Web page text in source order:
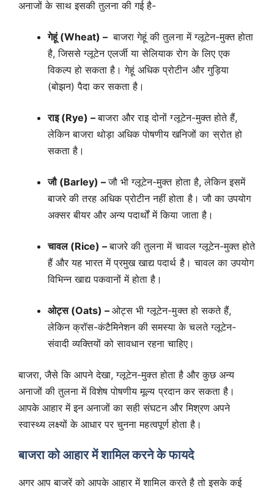
अनाजों के साथ इसकी तुलना की गई है-
गेहूं (Wheat) – बाजरा गेहूं की तुलना में ग्लूटेन-मुक्त होता
है, जिससे ग्लूटेन एलर्जी या सेलियाक रोग के लिए एक
विकल्प हो सकता है। गेहूं अधिक प्रोटीन और गुड़िया
(बोझन) पैदा कर सकता है।
राइ (Rye) –बाजरा और राइ दोनों ग्लूटेन-मुक्त होते हैं,
लेकिन बाजरा थोड़ा अधिक पोषणीय खनिजों का स्रोत हो
सकता है।
जौ (Barley) –जौ भी ग्लूटेन-मुक्त होता है, लेकिन इसमें
बाजरे की तरह अधिक प्रोटीन नहीं होता है। जौ का उपयोग
अक्सर बीयर और अन्य पदार्थों में किया जाता है।
चावल (Rice) –बाजरे की तुलना में चावल ग्लूटेन-मुक्त होते
हैं और यह भारत में प्रमुख खाद्य पदार्थ है। चावल का उपयोग
विभिन्न खाद्य पकवानों में होता है।
ओट्स (Oats) –ओट्स भी ग्लूटेन-मुक्त हो सकते हैं,
लेकिन क्रॉस-कंटैमिनेशन की समस्या के चलते ग्लूटेन-
संवादी व्यक्तियों को सावधान रहना चाहिए।
बाजरा, जैसे कि आपने देखा, ग्लूटेन-मुक्त होता है और कुछ अन्य
अनाजों की तुलना में विशेष पोषणीय मूल्य प्रदान कर सकता है।
आपके आहार में इन अनाजों का सही संघटन और मिश्रण अपने
स्वास्थ्य लक्ष्यों के आधार पर चुनना महत्वपूर्ण होता है।
बाजरा को आहार में शामिल करने के फायदे
अगर आप बाजरें को आपके आहार में शामिल करते है तो इसके कई